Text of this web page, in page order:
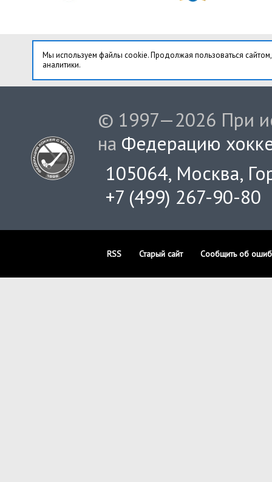
Мы используем файлы cookie. Продолжая пользоваться
аналитики.
© 1997—2026 При
на Федерацию
105064, Москва,
+7 (499) 267-90-80
RSS Старый сайт Сообщить об